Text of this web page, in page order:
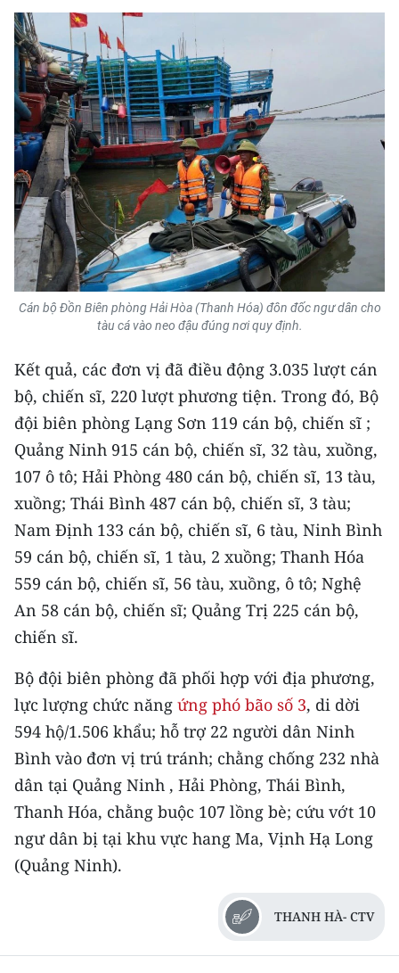
ENGLISH
中文
FRANÇAIS
РУССКИЙ
ESPAÑOL
한국어
Cán bộ Đồn Biên phòng Hải Hòa (Thanh Hóa) đôn đốc ngư dân cho
tàu cá vào neo đậu đúng nơi quy định.
Kết quả, các đơn vị đã điều động 3.035 lượt cán
bộ, chiến sĩ, 220 lượt phương tiện. Trong đó, Bộ
đội biên phòng Lạng Sơn 119 cán bộ, chiến sĩ ;
Quảng Ninh 915 cán bộ, chiến sĩ, 32 tàu, xuồng,
107 ô tô; Hải Phòng 480 cán bộ, chiến sĩ, 13 tàu,
xuồng; Thái Bình 487 cán bộ, chiến sĩ, 3 tàu;
Nam Định 133 cán bộ, chiến sĩ, 6 tàu, Ninh Bình
59 cán bộ, chiến sĩ, 1 tàu, 2 xuồng; Thanh Hóa
559 cán bộ, chiến sĩ, 56 tàu, xuồng, ô tô; Nghệ
An 58 cán bộ, chiến sĩ; Quảng Trị 225 cán bộ,
chiến sĩ.
Bộ đội biên phòng đã phối hợp với địa phương,
lực lượng chức năng ứng phó bão số 3, di dời
594 hộ/1.506 khẩu; hỗ trợ 22 người dân Ninh
Bình vào đơn vị trú tránh; chằng chống 232 nhà
dân tại Quảng Ninh , Hải Phòng, Thái Bình,
Thanh Hóa, chằng buộc 107 lồng bè; cứu vớt 10
ngư dân bị tại khu vực hang Ma, Vịnh Hạ Long
(Quảng Ninh).
THANH HÀ- CTV